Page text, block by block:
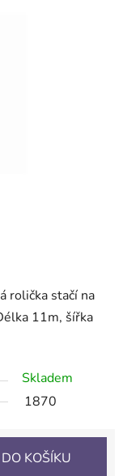
rolička stačí na
11m, šířka
Skladem
1870
DO KOŠÍKU